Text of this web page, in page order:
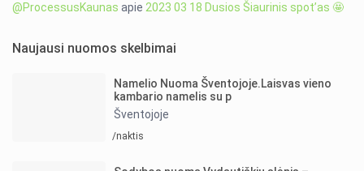
@ProcessusKaunas apie 2023 03 18 Dusios Šiaurinis spot’as 🤩
Naujausi nuomos skelbimai
Namelio Nuoma Šventojoje.Laisvas vieno
kambario namelis su p
Šventojoje
/naktis